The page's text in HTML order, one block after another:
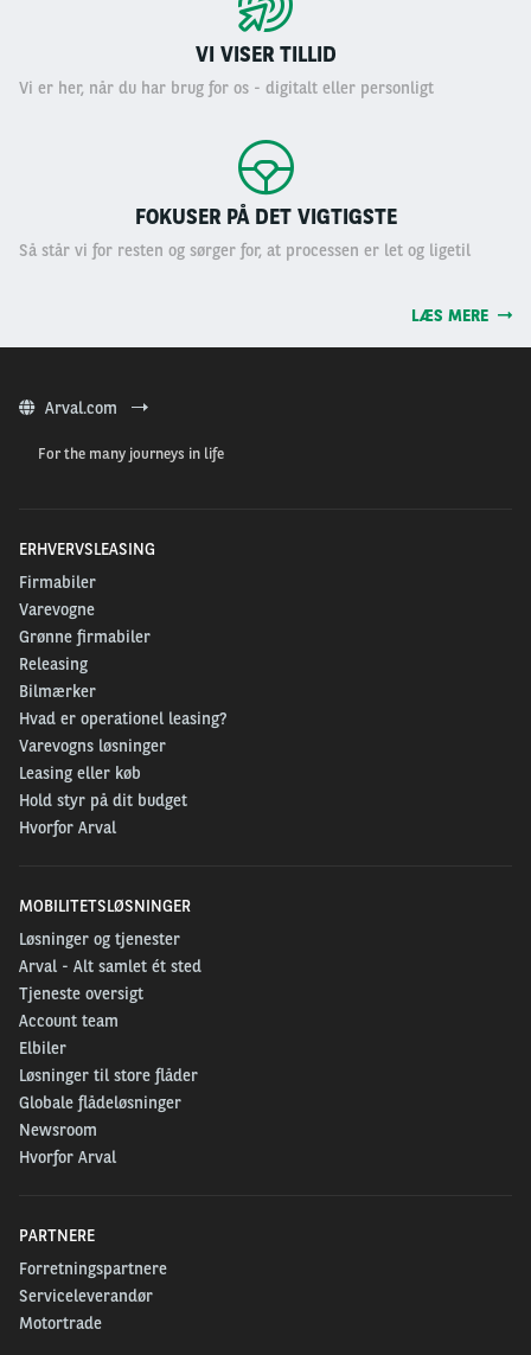
VI VISER TILLID
Vi er her, når du har brug for os - digitalt eller personligt
FOKUSER PÅ DET VIGTIGSTE
Så står vi for resten og sørger for, at processen er let og ligetil
LÆS MERE
Arval.com
For the many journeys in life
ERHVERVSLEASING
Firmabiler
Varevogne
Grønne firmabiler
Releasing
Bilmærker
Hvad er operationel leasing?
Varevogns løsninger
Leasing eller køb
Hold styr på dit budget
Hvorfor Arval
MOBILITETSLØSNINGER
Løsninger og tjenester
Arval - Alt samlet ét sted
Tjeneste oversigt
Account team
Elbiler
Løsninger til store flåder
Globale flådeløsninger
Newsroom
Hvorfor Arval
PARTNERE
Forretningspartnere
Serviceleverandør
Motortrade